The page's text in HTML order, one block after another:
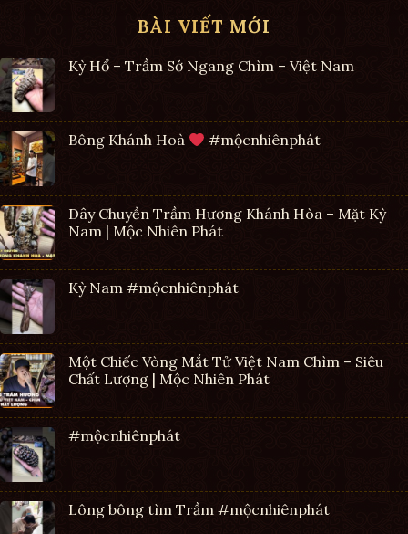
BÀI VIẾT MỚI
Kỳ Hổ – Trầm Sớ Ngang Chìm – Việt Nam
Bông Khánh Hoà #mộcnhiênphát
Dây Chuyền Trầm Hương Khánh Hòa – Mặt Kỳ
Nam | Mộc Nhiên Phát
Kỳ Nam #mộcnhiênphát
Một Chiếc Vòng Mắt Tử Việt Nam Chìm – Siêu
Chất Lượng | Mộc Nhiên Phát
#mộcnhiênphát
Lông bông tìm Trầm #mộcnhiênphát